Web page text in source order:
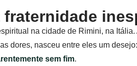
na cidade de Rimini, na
dores, nasceu entre eles um
sem fim.